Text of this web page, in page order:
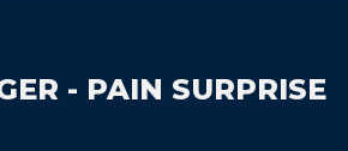
- PAIN SURPRISE